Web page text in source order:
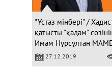
"Ұстаз мінбері" /
қатысты "қадам"
Имам Нұрсұлтан
27.12.2019